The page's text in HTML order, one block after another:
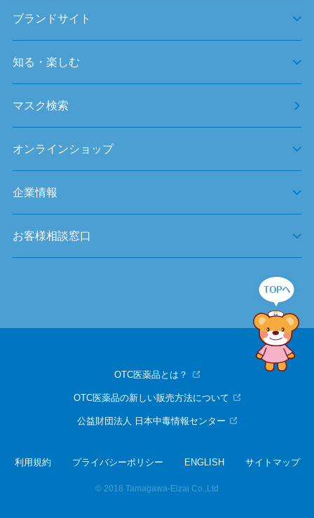
ブランドサイト
知る・楽しむ
マスク検索
オンラインショップ
企業情報
お客様相談窓口
OTC医薬品とは？
OTC医薬品の新しい販売方法について
公益財団法人 日本中毒情報センター
利用規約 プライバシーポリシー ENGLISH サイトマップ
© 2018 Tamagawa-Eizai Co.,Ltd